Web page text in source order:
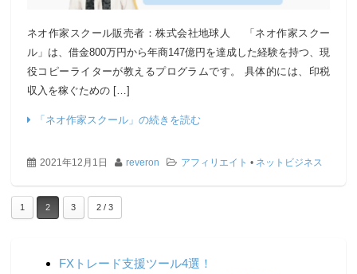
ネオ作家スクール販売者：株式会社地球人 「ネオ作家スクー
ル」は、借金800万円から年商147億円を達成した経験を持つ、現
役コピーライターが教えるプログラムです。 具体的には、印税
収入を稼ぐための […]
「ネオ作家スクール」の続きを読む
2021年12月1日 reveron アフィリエイト • ネットビジネス
1 2 3 2 / 3
FXトレード支援ツール4選！